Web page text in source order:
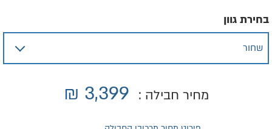
בחירת גוון
מחיר חבילה : 3,399
₪